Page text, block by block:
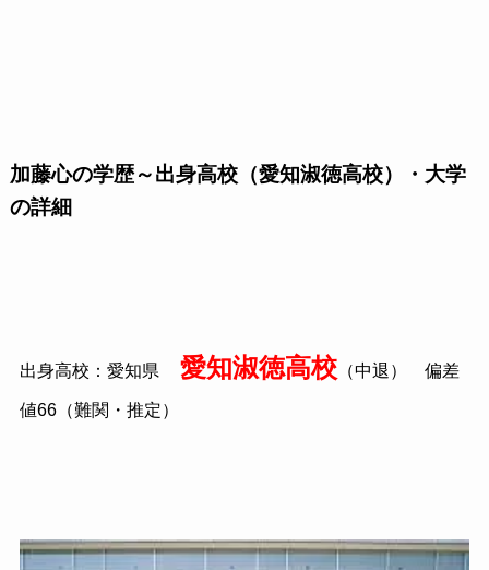
加藤心の学歴～出身高校（愛知淑徳高校）・大学
の詳細
出身高校：愛知県 愛知淑徳高校（中退） 偏差
値66（難関・推定）